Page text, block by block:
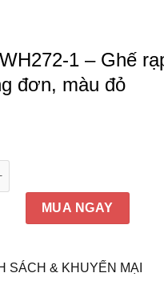
1 – Ghế
đơn, màu đỏ
1 - Ghế rạp phim Đức
MUA NGAY
SÁCH & KHUYẾN MẠI